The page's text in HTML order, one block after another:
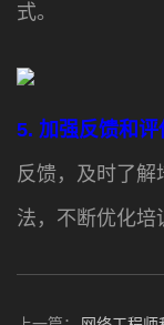
式。
5. 加强反馈和评
反馈，及时了解
法，不断优化培